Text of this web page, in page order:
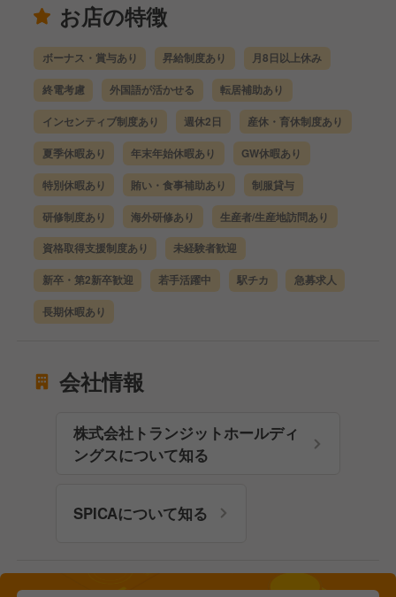
お店の特徴
ボーナス・賞与あり 昇給制度あり 月8日以上休み
終電考慮 外国語が活かせる 転居補助あり
インセンティブ制度あり 週休2日 産休・育休制度あり
夏季休暇あり 年末年始休暇あり GW休暇あり
特別休暇あり 賄い・食事補助あり 制服貸与
研修制度あり 海外研修あり 生産者/生産地訪問あり
資格取得支援制度あり 未経験者歓迎
新卒・第2新卒歓迎 若手活躍中 駅チカ 急募求人
長期休暇あり
会社情報
株式会社トランジットホールディ
ングスについて知る
SPICAについて知る